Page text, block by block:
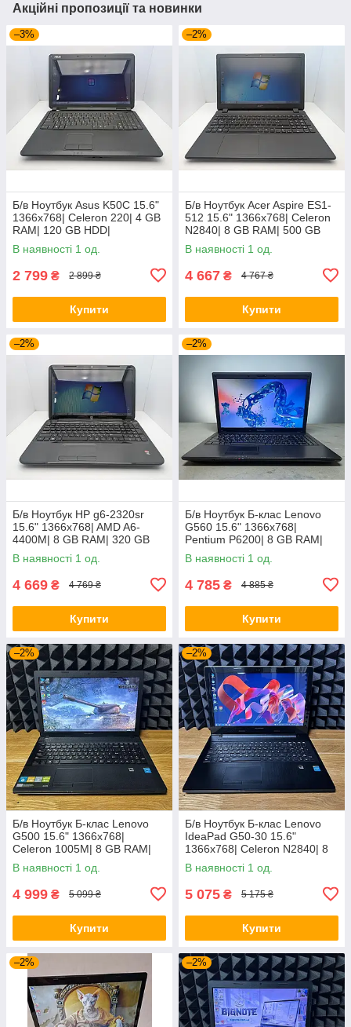
Акційні пропозиції та новинки
–3%
Б/в Ноутбук Asus K50C 15.6"
1366x768| Celeron 220| 4 GB
RAM| 120 GB HDD|
В наявності 1 од.
2 799 ₴ 2 899 ₴
Купити
–2%
Б/в Ноутбук Acer Aspire ES1-
512 15.6" 1366x768| Celeron
N2840| 8 GB RAM| 500 GB
HDD| HD
В наявності 1 од.
4 667 ₴ 4 767 ₴
Купити
–2%
Б/в Ноутбук HP g6-2320sr
15.6" 1366x768| AMD A6-
4400M| 8 GB RAM| 320 GB
HDD| Radeon HD 7520G
В наявності 1 од.
4 669 ₴ 4 769 ₴
Купити
–2%
Б/в Ноутбук Б-клас Lenovo
G560 15.6" 1366x768|
Pentium P6200| 8 GB RAM|
120 GB SSD| HD
В наявності 1 од.
4 785 ₴ 4 885 ₴
Купити
–2%
Б/в Ноутбук Б-клас Lenovo
G500 15.6" 1366x768|
Celeron 1005M| 8 GB RAM|
128 GB SSD| HD
В наявності 1 од.
4 999 ₴ 5 099 ₴
Купити
–2%
Б/в Ноутбук Б-клас Lenovo
IdeaPad G50-30 15.6"
1366x768| Celeron N2840| 8
GB RAM| 128 GB SSD| HD
В наявності 1 од.
5 075 ₴ 5 175 ₴
Купити
–2% –2%